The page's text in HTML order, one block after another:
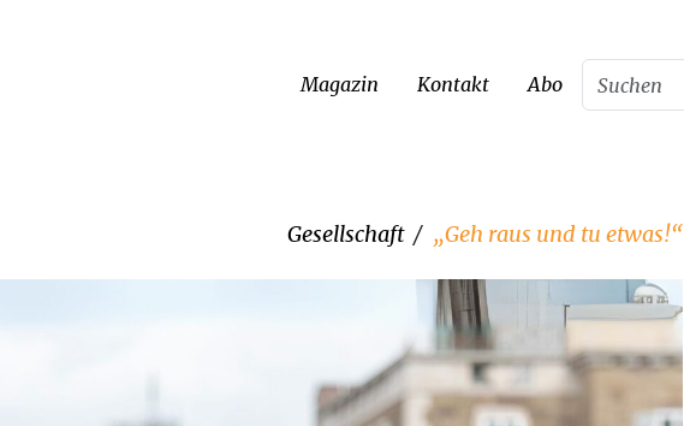
Magazin Kontakt Abo
Gesellschaft „Geh raus und tu etwas!“